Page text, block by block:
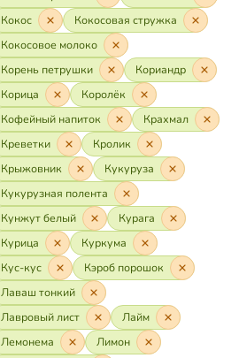
Кокос
Кокосовая стружка
Кокосовое молоко
Корень петрушки
Кориандр
Корица
Королёк
Кофейный напиток
Крахмал
Креветки
Кролик
Крыжовник
Кукуруза
Кукурузная полента
Кунжут белый
Курага
Курица
Куркума
Кус-кус
Кэроб порошок
Лаваш тонкий
Лавровый лист
Лайм
Лемонема
Лимон